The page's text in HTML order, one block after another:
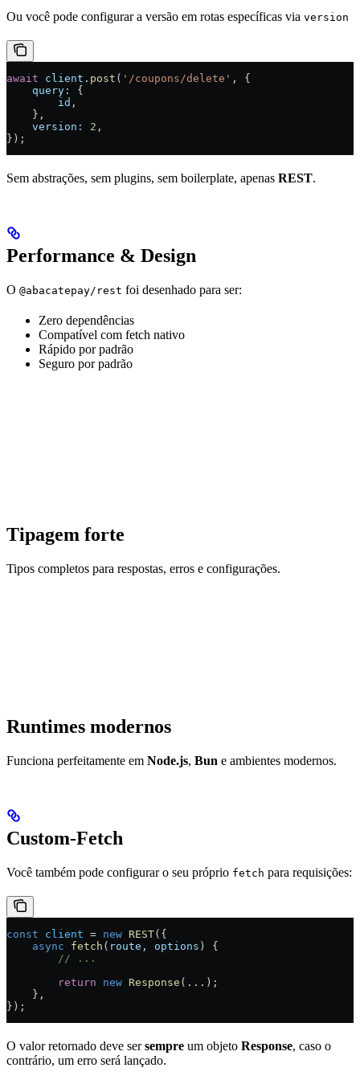
Ou você pode configurar a versão em rotas específicas via version
await client . post ( '/coupons/delete' , {
    query:
{
        id
,
    },
    version:
2 ,
});
Sem abstrações, sem plugins, sem boilerplate, apenas REST.
Performance & Design
O @abacatepay/rest foi desenhado para ser:
Zero dependências
Compatível com fetch nativo
Rápido por padrão
Seguro por padrão
Tipagem forte
Tipos completos para respostas, erros e configurações.
Runtimes modernos
Funciona perfeitamente em Node.js, Bun e ambientes modernos.
Custom-Fetch
Você também pode configurar o seu próprio fetch para requisições:
const client = new REST({
    async
fetch ( route , options ) {
        // ...
        return
new Response ( ... );
    },
});
O valor retornado deve sersempre um objeto Response, caso o
contrário, um erro será lançado.